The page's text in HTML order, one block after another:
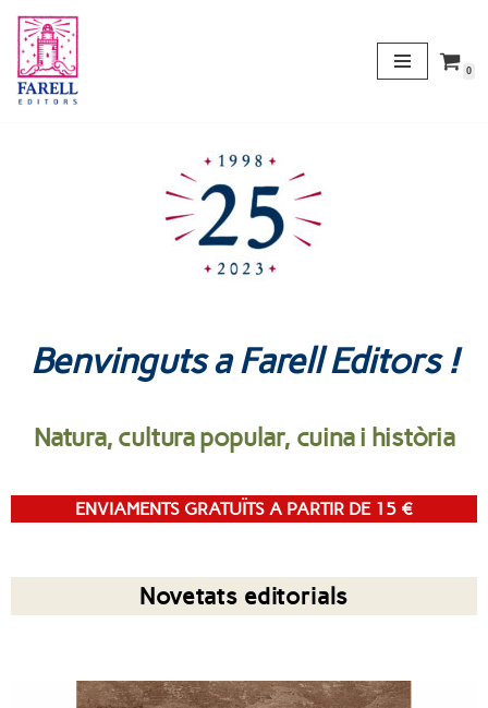
Vés
al
contingut
0
Benvinguts a Farell Editors !
Natura, cultura popular, cuina i història
ENVIAMENTS GRATUÏTS A PARTIR DE 15 €
Novetats editorials